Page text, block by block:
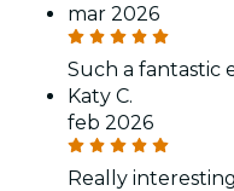
mar 2026
Such a fantastic
Katy C.
feb 2026
Really